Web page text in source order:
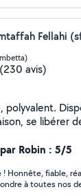
(230 avis)
pour vous
se libérer
de garage , maison, grenier, ...).
Robin : 5/5
! Honnête, fiable,
à toutes nos